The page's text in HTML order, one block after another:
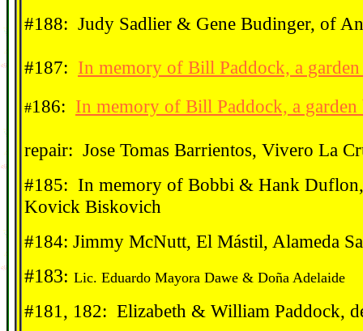
#188: Judy Sadlier & Gene Budinger, of
#187: In memory of Bill Paddock, a
#186: In memory of Bill Paddock, a
repair: Jose Tomas Barrientos, Vivero La
#185: In memory of Bobbi & Hank
Kovick Biskovich
#184: Jimmy McNutt, El Mástil, Alameda
#183: Lic. Eduardo Mayora Dawe & Doña Adelaide
#181, 182: Elizabeth & William Paddock,